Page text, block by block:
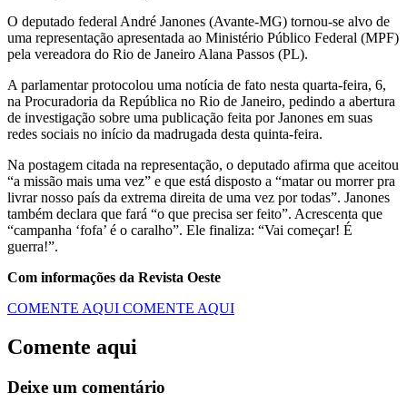
O deputado federal André Janones (Avante-MG) tornou-se alvo de
uma representação apresentada ao Ministério Público Federal (MPF)
pela vereadora do Rio de Janeiro Alana Passos (PL).
A parlamentar protocolou uma notícia de fato nesta quarta-feira, 6,
na Procuradoria da República no Rio de Janeiro, pedindo a abertura
de investigação sobre uma publicação feita por Janones em suas
redes sociais no início da madrugada desta quinta-feira.
Na postagem citada na representação, o deputado afirma que aceitou
“a missão mais uma vez” e que está disposto a “matar ou morrer pra
livrar nosso país da extrema direita de uma vez por todas”. Janones
também declara que fará “o que precisa ser feito”. Acrescenta que
“campanha ‘fofa’ é o caralho”. Ele finaliza: “Vai começar! É
guerra!”.
Com informações da Revista Oeste
COMENTE AQUI COMENTE AQUI
Comente aqui
Deixe um comentário